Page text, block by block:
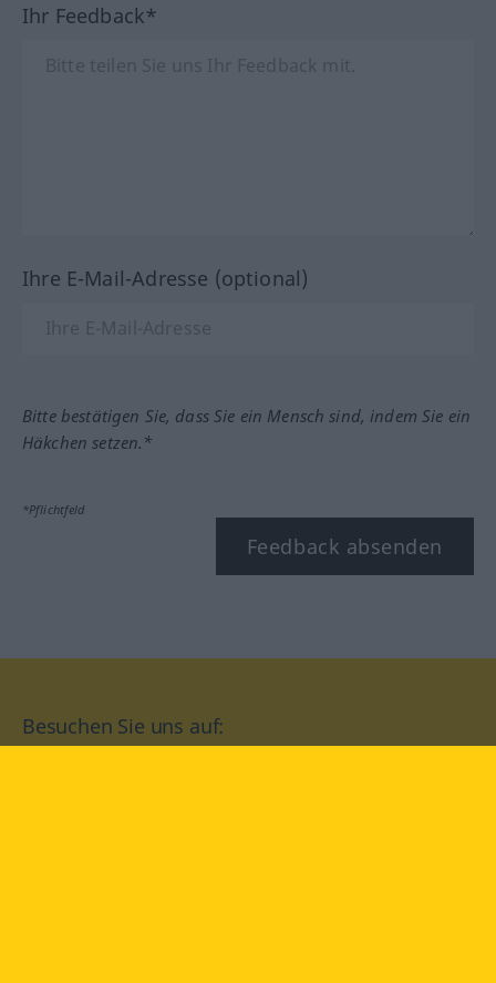
Ihr Feedback*
Ihre E-Mail-Adresse (optional)
Bitte bestätigen Sie, dass Sie ein Mensch sind, indem Sie ein
Häkchen setzen.*
*Pflichtfeld
Feedback absenden
Besuchen Sie uns auf: